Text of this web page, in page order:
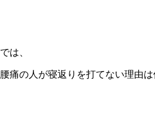
では、
腰痛の人が寝返りを打てない理由は